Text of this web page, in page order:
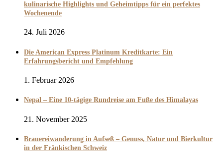
kulinarische Highlights und Geheimtipps für ein perfektes
Wochenende
24. Juli 2026
Die American Express Platinum Kreditkarte: Ein
Erfahrungsbericht und Empfehlung
1. Februar 2026
Nepal – Eine 10-tägige Rundreise am Fuße des Himalayas
21. November 2025
Brauereiwanderung in Aufseß – Genuss, Natur und Bierkultur
in der Fränkischen Schweiz